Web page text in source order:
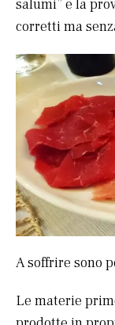
salumi” e la
corretti ma
A soffrire sono
Le materie